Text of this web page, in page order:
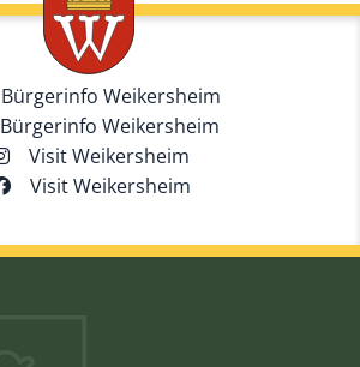
Bürgerinfo Weikersheim
Bürgerinfo Weikersheim
Visit Weikersheim
Visit Weikersheim